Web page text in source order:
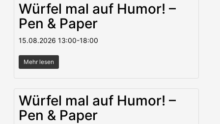
Würfel mal auf Humor! –
Pen & Paper
15.08.2026 13:00-18:00
Mehr lesen
Würfel mal auf Humor! –
Pen & Paper